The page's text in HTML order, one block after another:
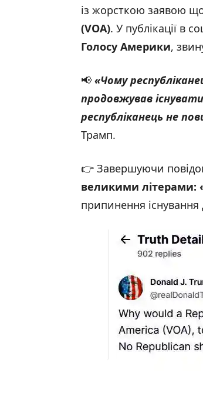
із жорсткою заявою
(VOA). У публікації в
Голосу Америки,
📢 «Чому
продовжував
республіканець не
Трамп.
👉 Завершуючи
великими літерами:
припинення